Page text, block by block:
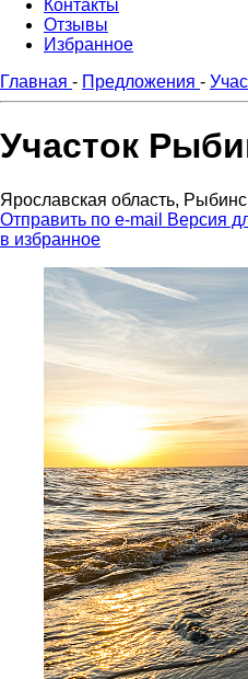
Контакты
Отзывы
Избранное
Главная - Предложения -
Участок
Ярославская область,
Отправить по e-mail
Версия
в избранное